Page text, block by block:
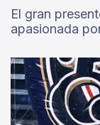
El gran
apasionada